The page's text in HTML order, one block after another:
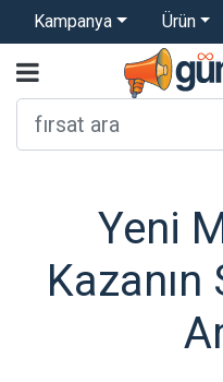
Kampanya Ürün
Yeni
Kazanın